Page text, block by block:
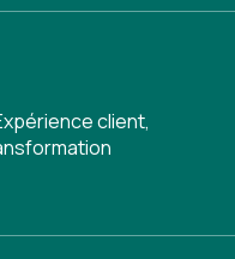
client,